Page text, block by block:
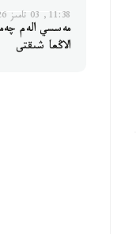
11:38, 03 تامىز 2026
مەسسي الەم
الاڭعا شىقتى